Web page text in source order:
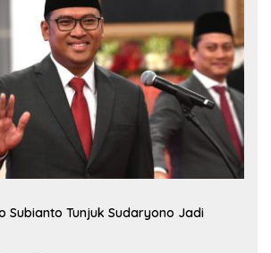
Subianto Tunjuk Sudaryono Jadi